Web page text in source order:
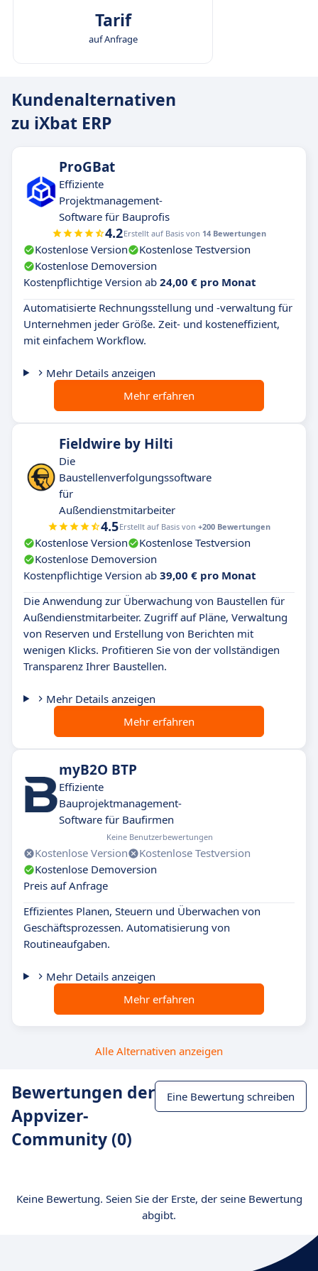
Tarif
auf Anfrage
Kundenalternativen
zu iXbat ERP
ProGBat
Effiziente
Projektmanagement-
Software für Bauprofis
4.2Erstellt auf Basis von 14 Bewertungen
Kostenlose Version
Kostenlose Testversion
Kostenlose Demoversion
Kostenpflichtige Version ab 24,00 € pro Monat
Automatisierte Rechnungsstellung und -verwaltung für
Unternehmen jeder Größe. Zeit- und kosteneffizient,
mit einfachem Workflow.
Mehr Details anzeigen
Mehr erfahren
Fieldwire by Hilti
Die
Baustellenverfolgungssoftware
für
Außendienstmitarbeiter
4.5Erstellt auf Basis von +200 Bewertungen
Kostenlose Version
Kostenlose Testversion
Kostenlose Demoversion
Kostenpflichtige Version ab 39,00 € pro Monat
Die Anwendung zur Überwachung von Baustellen für
Außendienstmitarbeiter. Zugriff auf Pläne, Verwaltung
von Reserven und Erstellung von Berichten mit
wenigen Klicks. Profitieren Sie von der vollständigen
Transparenz Ihrer Baustellen.
Mehr Details anzeigen
Mehr erfahren
myB2O BTP
Effiziente
Bauprojektmanagement-
Software für Baufirmen
Keine Benutzerbewertungen
Kostenlose Version
Kostenlose Testversion
Kostenlose Demoversion
Preis auf Anfrage
Effizientes Planen, Steuern und Überwachen von
Geschäftsprozessen. Automatisierung von
Routineaufgaben.
Mehr Details anzeigen
Mehr erfahren
Alle Alternativen anzeigen
Bewertungen der
Appvizer-
Community (0)
Eine Bewertung schreiben
Keine Bewertung. Seien Sie der Erste, der seine Bewertung
abgibt.